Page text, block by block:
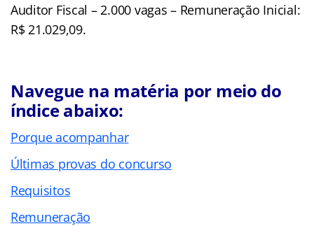
Auditor Fiscal – 2.000 vagas – Remuneração Inicial:
R$ 21.029,09.
Navegue na matéria por meio do
índice abaixo:
Porque acompanhar
Últimas provas do concurso
Requisitos
Remuneração